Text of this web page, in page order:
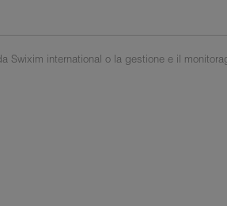
Swixim international o la gestione e il